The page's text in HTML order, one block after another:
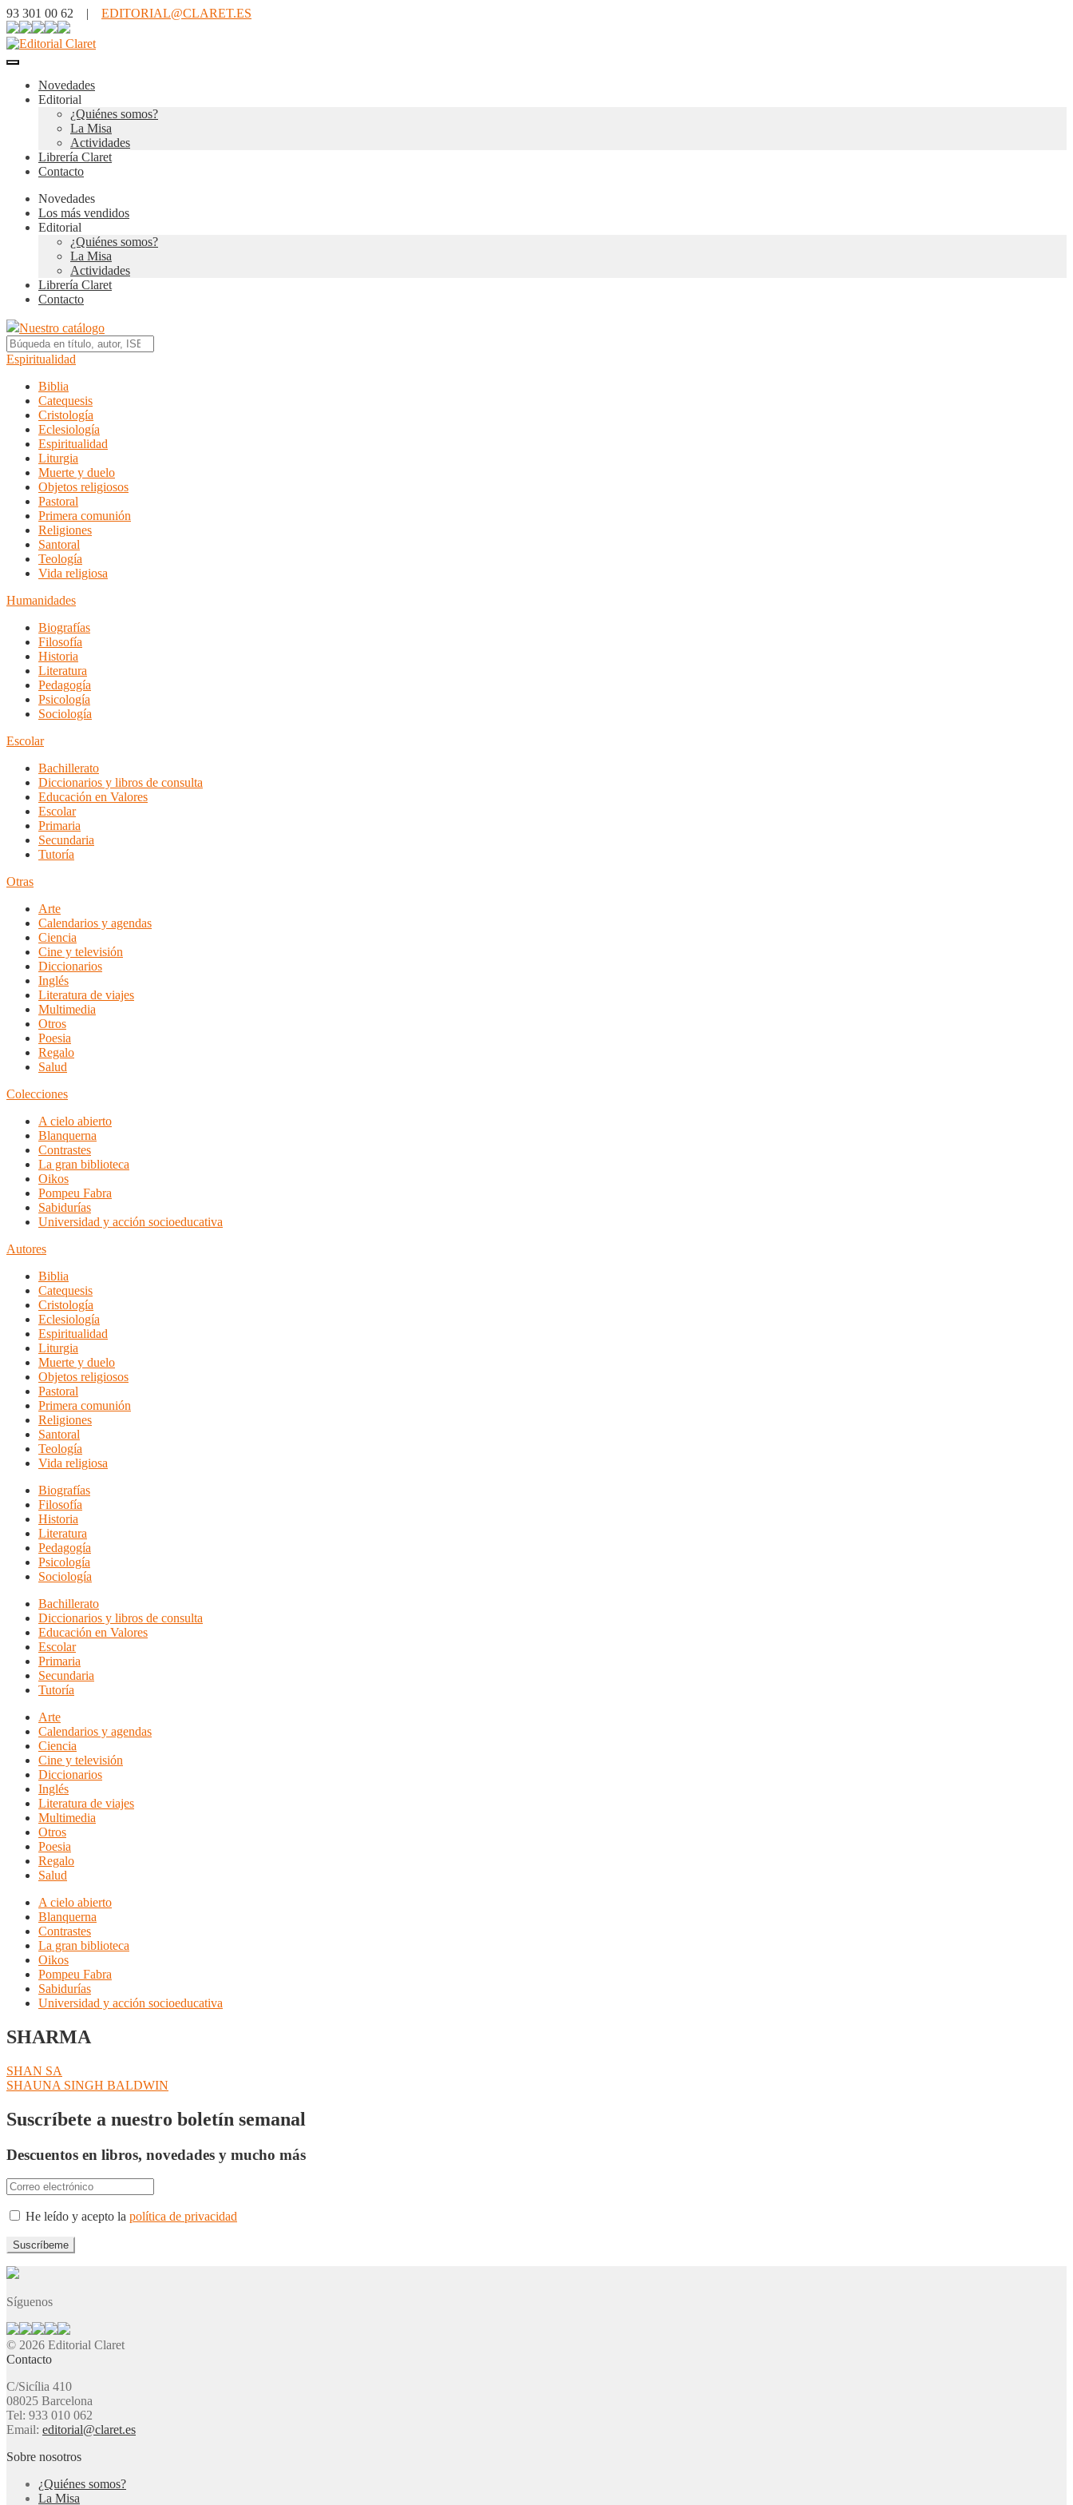
93 301 00 62 | EDITORIAL@CLARET.ES
Novedades
Editorial
¿Quiénes somos?
La Misa
Actividades
Librería Claret
Contacto
Novedades
Los más vendidos
Editorial
¿Quiénes somos?
La Misa
Actividades
Librería Claret
Contacto
Nuestro catálogo
Espiritualidad
Biblia
Catequesis
Cristología
Eclesiología
Espiritualidad
Liturgia
Muerte y duelo
Objetos religiosos
Pastoral
Primera comunión
Religiones
Santoral
Teología
Vida religiosa
Humanidades
Biografías
Filosofía
Historia
Literatura
Pedagogía
Psicología
Sociología
Escolar
Bachillerato
Diccionarios y libros de consulta
Educación en Valores
Escolar
Primaria
Secundaria
Tutoría
Otras
Arte
Calendarios y agendas
Ciencia
Cine y televisión
Diccionarios
Inglés
Literatura de viajes
Multimedia
Otros
Poesia
Regalo
Salud
Colecciones
A cielo abierto
Blanquerna
Contrastes
La gran biblioteca
Oikos
Pompeu Fabra
Sabidurías
Universidad y acción socioeducativa
Autores
Biblia
Catequesis
Cristología
Eclesiología
Espiritualidad
Liturgia
Muerte y duelo
Objetos religiosos
Pastoral
Primera comunión
Religiones
Santoral
Teología
Vida religiosa
Biografías
Filosofía
Historia
Literatura
Pedagogía
Psicología
Sociología
Bachillerato
Diccionarios y libros de consulta
Educación en Valores
Escolar
Primaria
Secundaria
Tutoría
Arte
Calendarios y agendas
Ciencia
Cine y televisión
Diccionarios
Inglés
Literatura de viajes
Multimedia
Otros
Poesia
Regalo
Salud
A cielo abierto
Blanquerna
Contrastes
La gran biblioteca
Oikos
Pompeu Fabra
Sabidurías
Universidad y acción socioeducativa
SHARMA
Navegación
de
entradas
Anterior:
SHAN SA
Siguiente:
SHAUNA SINGH BALDWIN
Suscríbete a nuestro boletín semanal
Descuentos en libros, novedades y mucho más
He leído y acepto la política de privacidad
Síguenos
© 2026 Editorial Claret
Contacto
C/Sicília 410
08025 Barcelona
Tel: 933 010 062
Email: editorial@claret.es
Sobre nosotros
¿Quiénes somos?
La Misa